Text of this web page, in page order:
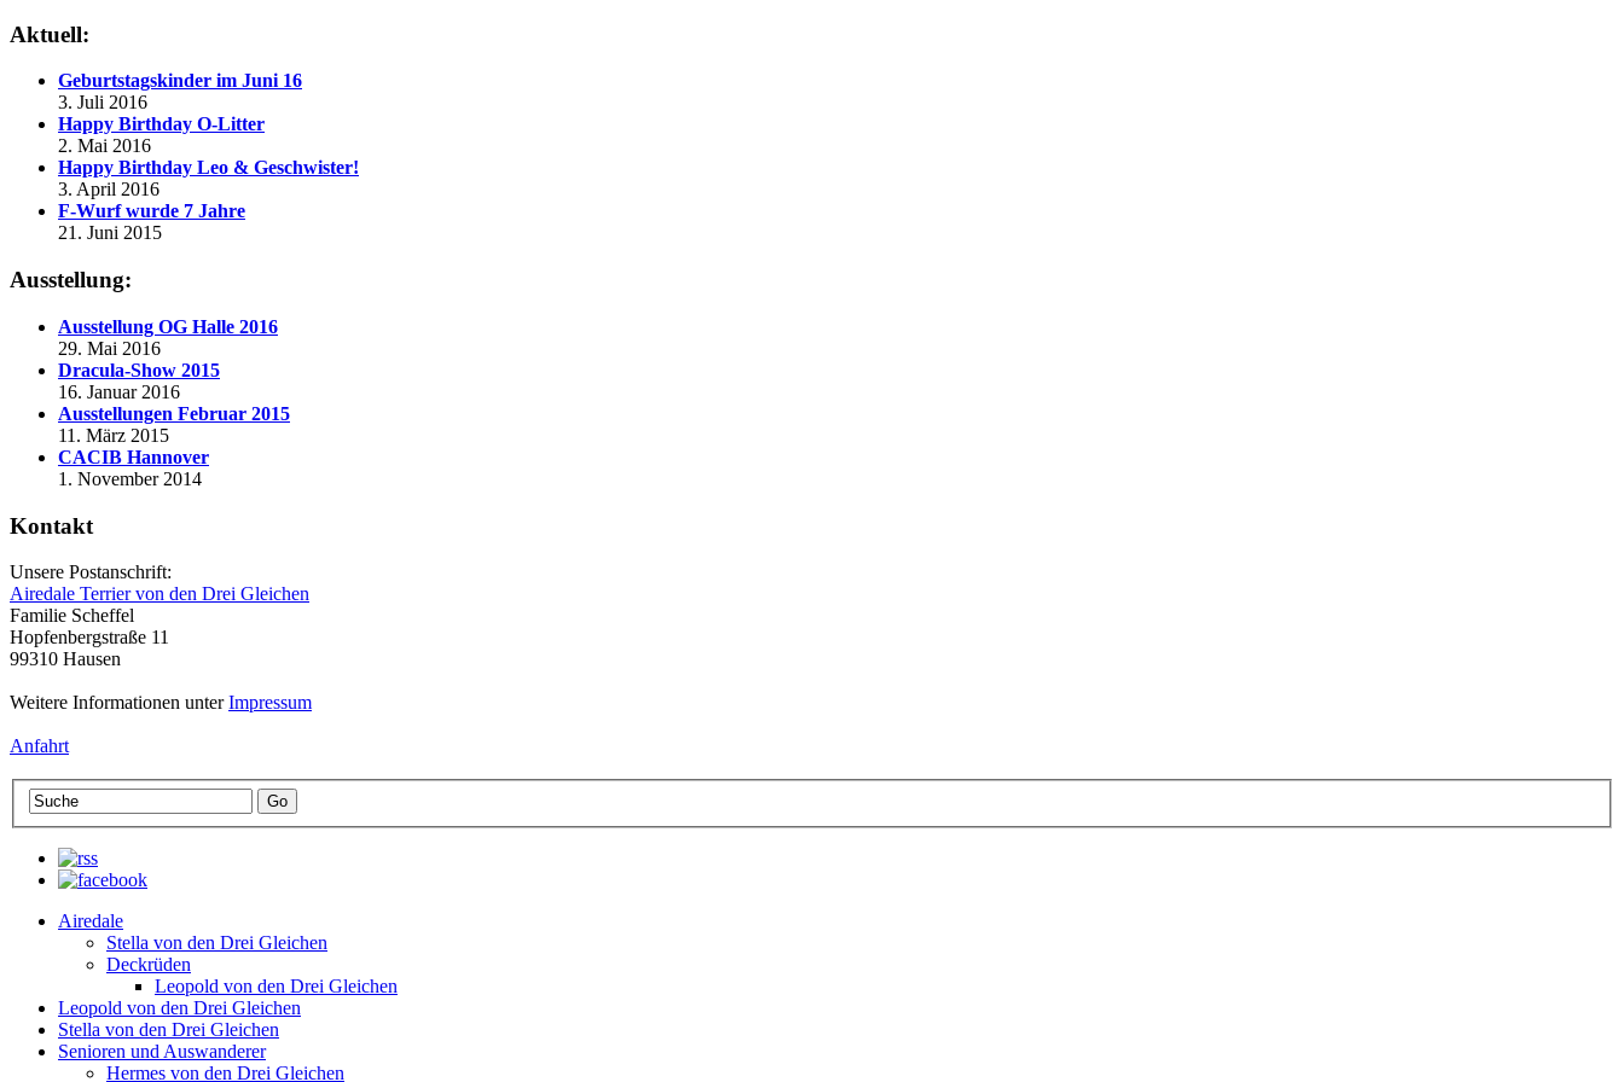
Aktuell:
Geburtstagskinder im Juni 16
3. Juli 2016
Happy Birthday O-Litter
2. Mai 2016
Happy Birthday Leo & Geschwister!
3. April 2016
F-Wurf wurde 7 Jahre
21. Juni 2015
Ausstellung:
Ausstellung OG Halle 2016
29. Mai 2016
Dracula-Show 2015
16. Januar 2016
Ausstellungen Februar 2015
11. März 2015
CACIB Hannover
1. November 2014
Kontakt
Unsere Postanschrift:
Airedale Terrier von den Drei Gleichen
Familie Scheffel
Hopfenbergstraße 11
99310 Hausen
Weitere Informationen unterImpressum
Anfahrt
Airedale
Stella von den Drei Gleichen
Deckrüden
Leopold von den Drei Gleichen
Leopold von den Drei Gleichen
Stella von den Drei Gleichen
Senioren und Auswanderer
Hermes von den Drei Gleichen